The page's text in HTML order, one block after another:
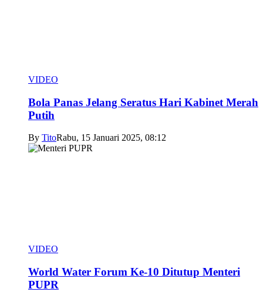
VIDEO
Bola Panas Jelang Seratus Hari Kabinet Merah
Putih
By TitoRabu, 15 Januari 2025, 08:12
VIDEO
World Water Forum Ke-10 Ditutup Menteri
PUPR